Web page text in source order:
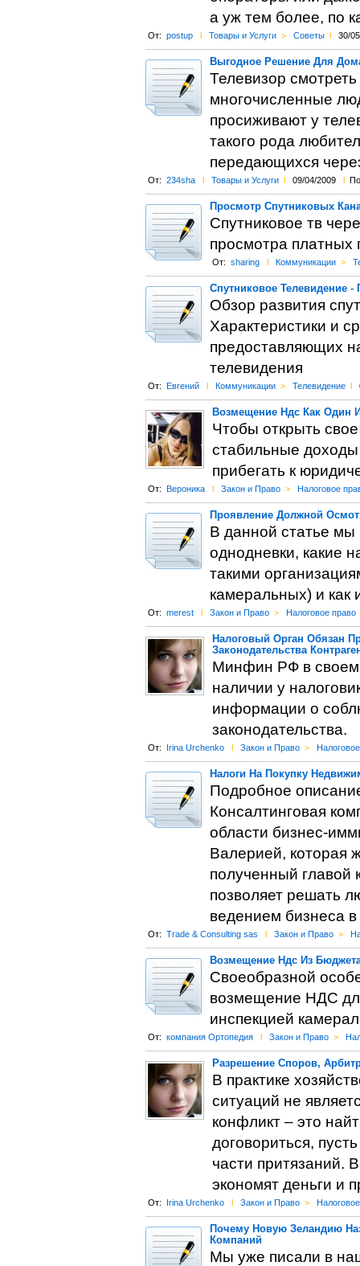
а уж тем более, по
От: postup l Товары и Услуги > Советы l 30/
Выгодное Решение Для
Телевизор
многочисленные
просиживают у
такого рода
передающихся
От: 234sha l Товары и Услуги l 09/04/2009 l
Просмотр Спутниковых
Спутниковое тв
просмотра платных
От: sharing l Коммуникации >
Спутниковое Телевидение
Обзор развития
Характеристики и
предоставляющих
телевидения
От: Евгений l Коммуникации > Телевидение l
Возмещение Ндс Как Один
Чтобы открыть
стабильные доходы
прибегать к
От: Вероника l Закон и Право > Налоговое
Проявление Должной
В данной статье
однодневки, какие
такими
камеральных) и как
От: merest l Закон и Право > Налоговое право
Налоговый Орган Обязан
Законодательства
Минфин РФ в своем
наличии у
информации о
законодательства.
От: Irina Urchenko l Закон и Право >
Налоги На Покупку
Подробное
Консалтинговая
области бизнес-
Валерией, которая
полученный главой
позволяет решать
ведением бизнеса в
От: Trade & Consulting sas l Закон и Право >
Возмещение Ндс Из
Своеобразной
возмещение НДС
инспекцией
От: компания Ортопедия l Закон и Право >
Разрешение Споров,
В практике
ситуаций не
конфликт – это
договориться,
части притязаний.
экономят деньги и
От: Irina Urchenko l Закон и Право >
Почему Новую Зеландию
Компаний
Мы уже писали в